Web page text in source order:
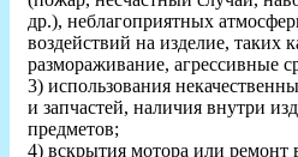
др.), неблагоприятных
воздействий на изделие, таких
размораживание, агрессивные
3) использования
и запчастей, наличия внутри
предметов;
4) вскрытия мотора или ремонт